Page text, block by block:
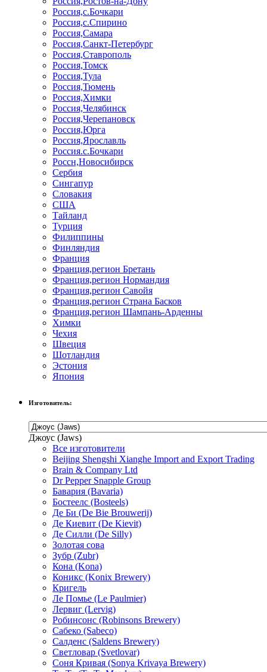
Россия,с.Бочкари
Россия,с.Спирино
Россия,Самара
Россия,Санкт-Петербург
Россия,Ставрополь
Россия,Томск
Россия,Тула
Россия,Тюмень
Россия,Химки
Россия,Челябинск
Россия,Черепановск
Россия,Юрга
Россия,Ярославль
Россия.с.Бочкари
Россн,Новосибирск
Сербия
Сингапур
Словакия
США
Тайланд
Турция
Филиппины
Финляндия
Франция
Франция,регион Бретань
Франция,регион Нормандия
Франция,регион Савойя
Франция,регион Страна Басков
Франция,регион Шампань-Арденны
Химки
Чехия
Швеция
Шотландия
Эстония
Япония
Изготовитель:
Джоус (Jaws)
Все изготовители
Beijing Shengshi Xianghe Import and Export Trading
Brain & Company Ltd
Dr Pepper Snapple Group
Бавария (Bavaria)
Бостеелс (Bosteels)
Де Би (De Bie Brouwerij)
Де Киевит (De Kievit)
Де Силли (De Silly)
Золотая сова
Зубр (Zubr)
Кона (Kona)
Коникс (Konix Brewery)
Кригель
Ле Помье (Le Paulmier)
Лервиг (Lervig)
Робинсонс (Robinsons Brewery)
Сабеко (Sabeco)
Салденс (Saldens Brewery)
Светловар (Svetlovar)
Соня Кривая (Sonya Krivaya Brewery)